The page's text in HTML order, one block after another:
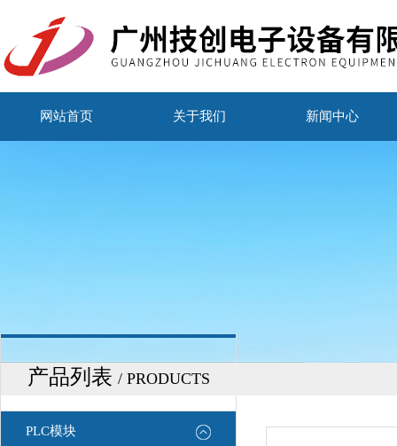
网站首页 关于我们 新闻中心
产品列表 / PRODUCTS
PLC模块